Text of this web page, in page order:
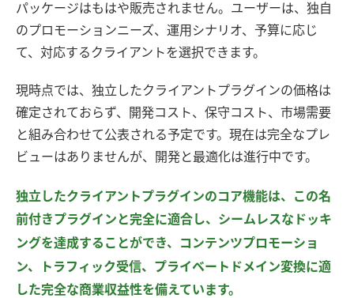
パッケージはもはや販売されません。ユーザーは、独自
のプロモーションニーズ、運用シナリオ、予算に応じ
て、対応するクライアントを選択できます。
現時点では、独立したクライアントプラグインの価格は
確定されておらず、開発コスト、保守コスト、市場需要
と組み合わせて公表される予定です。現在は完全なプレ
ビューはありませんが、開発と最適化は進行中です。
独立したクライアントプラグインのコア機能は、この名
前付きプラグインと完全に適合し、シームレスなドッキ
ングを達成することができ、コンテンツプロモーショ
ン、トラフィック受信、プライベートドメイン変換に適
した完全な商業収益性を備えています。